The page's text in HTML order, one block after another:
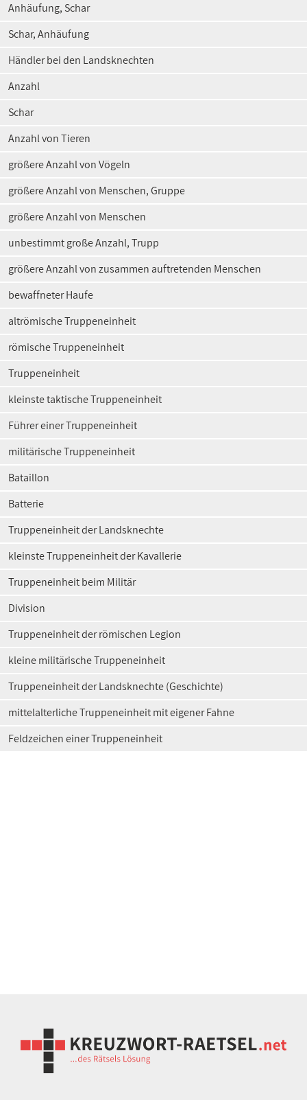
Anhäufung, Schar
Schar, Anhäufung
Händler bei den Landsknechten
Anzahl
Schar
Anzahl von Tieren
größere Anzahl von Vögeln
größere Anzahl von Menschen, Gruppe
größere Anzahl von Menschen
unbestimmt große Anzahl, Trupp
größere Anzahl von zusammen auftretenden Menschen
bewaffneter Haufe
altrömische Truppeneinheit
römische Truppeneinheit
Truppeneinheit
kleinste taktische Truppeneinheit
Führer einer Truppeneinheit
militärische Truppeneinheit
Bataillon
Batterie
Truppeneinheit der Landsknechte
kleinste Truppeneinheit der Kavallerie
Truppeneinheit beim Militär
Division
Truppeneinheit der römischen Legion
kleine militärische Truppeneinheit
Truppeneinheit der Landsknechte (Geschichte)
mittelalterliche Truppeneinheit mit eigener Fahne
Feldzeichen einer Truppeneinheit